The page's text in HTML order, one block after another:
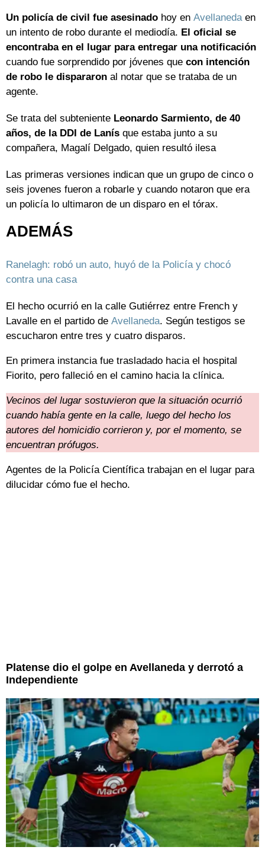
Un policía de civil fue asesinado hoy en Avellanedaen
un intento de robo durante el mediodía. El oficial se
encontraba en el lugar para entregar una notificación
cuando fue sorprendido por jóvenes que con intención
de robo le dispararon al notar que se trataba de un
agente.
Se trata del subteniente Leonardo Sarmiento, de 40
años, de la DDI de Lanís que estaba junto a su
compañera, Magalí Delgado, quien resultó ilesa
Las primeras versiones indican que un grupo de cinco o
seis jovenes fueron a robarle y cuando notaron que era
un policía lo ultimaron de un disparo en el tórax.
ADEMÁS
Ranelagh: robó un auto, huyó de la Policía y chocó
contra una casa
El hecho ocurrió en la calle Gutiérrez entre French y
Lavalle en el partido de Avellaneda. Según testigos se
escucharon entre tres y cuatro disparos.
En primera instancia fue trasladado hacia el hospital
Fiorito, pero falleció en el camino hacia la clínica.
Vecinos del lugar sostuvieron que la situación ocurrió
cuando había gente en la calle, luego del hecho los
autores del homicidio corrieron y, por el momento, se
encuentran prófugos.
Agentes de la Policía Científica trabajan en el lugar para
dilucidar cómo fue el hecho.
Platense dio el golpe en Avellaneda y derrotó a
Independiente